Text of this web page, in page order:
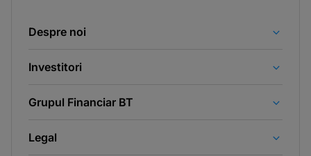
Despre noi
Investitori
Grupul Financiar BT
Legal